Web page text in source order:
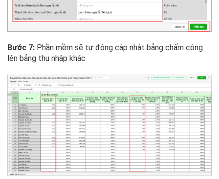
Bước 7: Phần mềm sẽ tự động cập nhật bảng chấm công
lên bảng thu nhập khác